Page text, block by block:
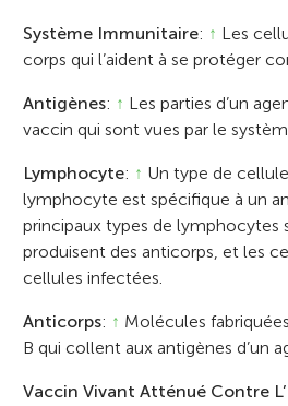
Système Immunitaire: ↑ Les
corps qui l’aident à se protéger
Antigènes: ↑ Les parties d’un
vaccin qui sont vues par le
Lymphocyte: ↑ Un type de
lymphocyte est spécifique à un
principaux types de lymphocytes
produisent des anticorps, et les
cellules infectées.
Anticorps: ↑ Molécules
B qui collent aux antigènes d’un
Vaccin Vivant Atténué Contre